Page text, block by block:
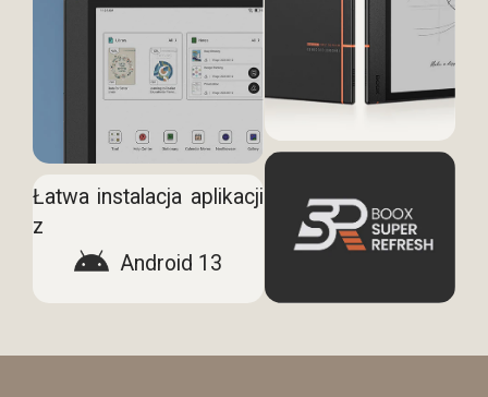
Łatwa instalacja aplikacji
z
Android 13